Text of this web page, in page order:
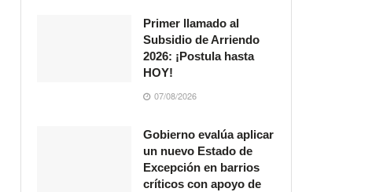
Primer llamado al
Subsidio de Arriendo
2026: ¡Postula hasta
HOY!
07/08/2026
Gobierno evalúa aplicar
un nuevo Estado de
Excepción en barrios
críticos con apoyo de